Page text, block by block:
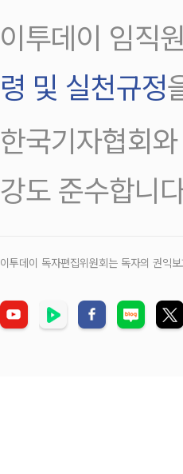
이투데이 임직
령 및 실천규정
한국기자협회
강도 준수합니
이투데이 독자편집위원회는 독자의 권익